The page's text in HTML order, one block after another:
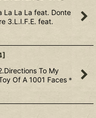
La La La feat. Donte
3.L.I.F.E. feat.
]
To My
Of A 1001 Faces＊